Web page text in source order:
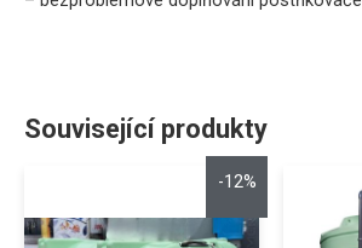
Související produkty
-12%